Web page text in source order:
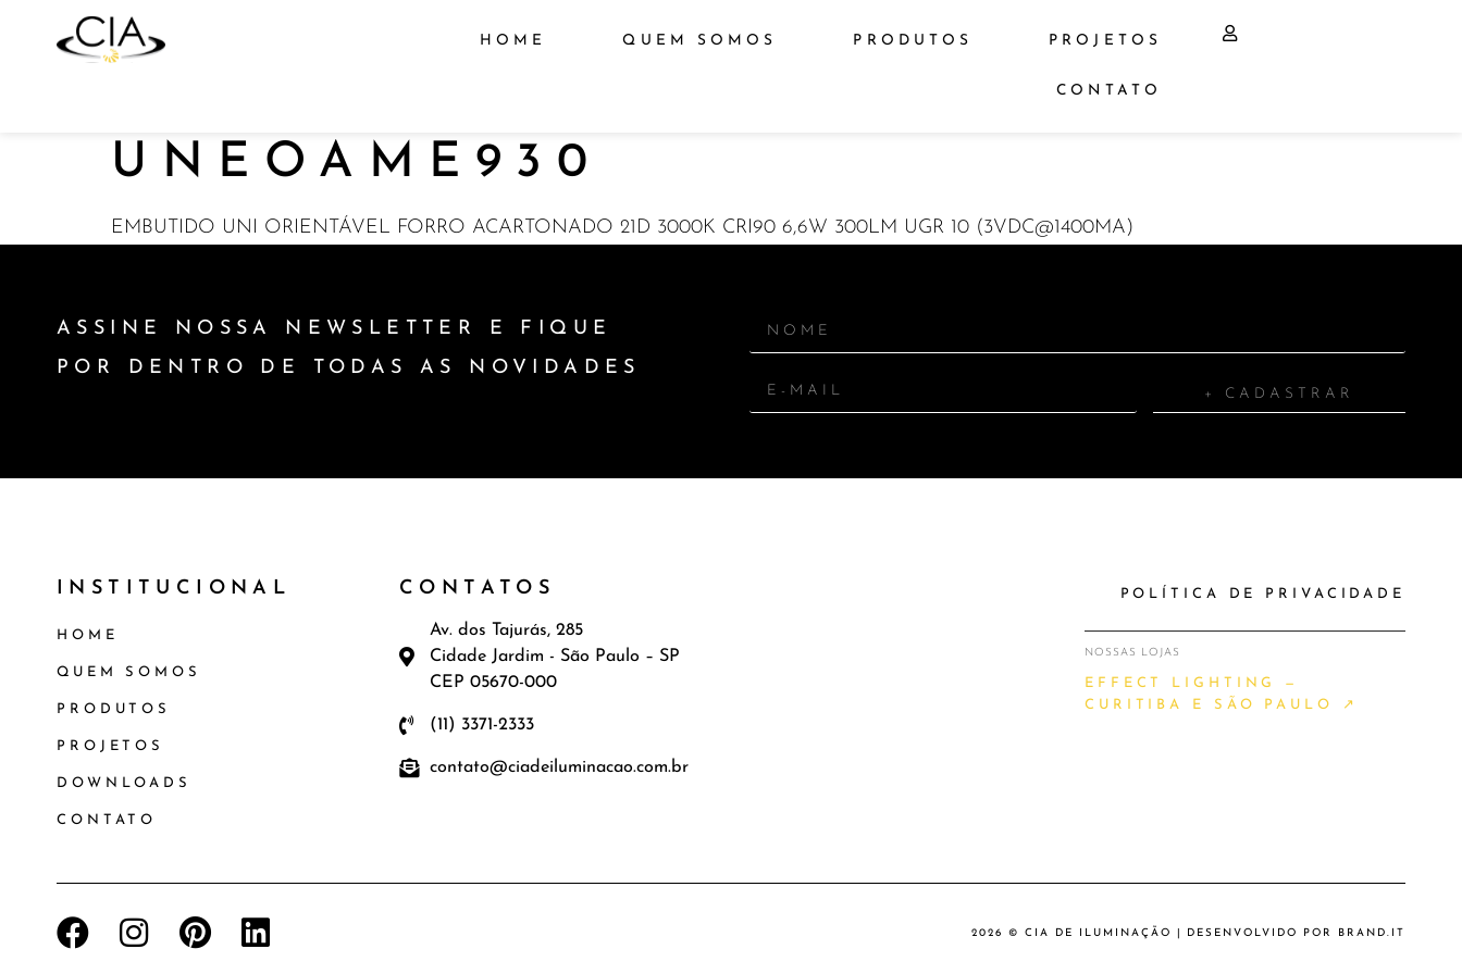
HOME QUEM SOMOS PRODUTOS PROJETOS
CONTATO
UNEOAME930
EMBUTIDO UNI ORIENTÁVEL FORRO ACARTONADO 21D 3000K CRI90 6,6W 300LM UGR 10 (3VDC@1400MA)
ASSINE NOSSA NEWSLETTER E FIQUE
POR DENTRO DE TODAS AS NOVIDADES
+ CADASTRAR
INSTITUCIONAL
HOME
QUEM SOMOS
PRODUTOS
PROJETOS
DOWNLOADS
CONTATO
CONTATOS
Av. dos Tajurás, 285
Cidade Jardim - São Paulo – SP
CEP 05670-000
(11) 3371-2333
contato@ciadeiluminacao.com.br
POLÍTICA DE PRIVACIDADE
NOSSAS LOJAS
EFFECT LIGHTING —
CURITIBA E SÃO PAULO ↗
2026 © CIA DE ILUMINAÇÃO | DESENVOLVIDO POR BRAND.IT